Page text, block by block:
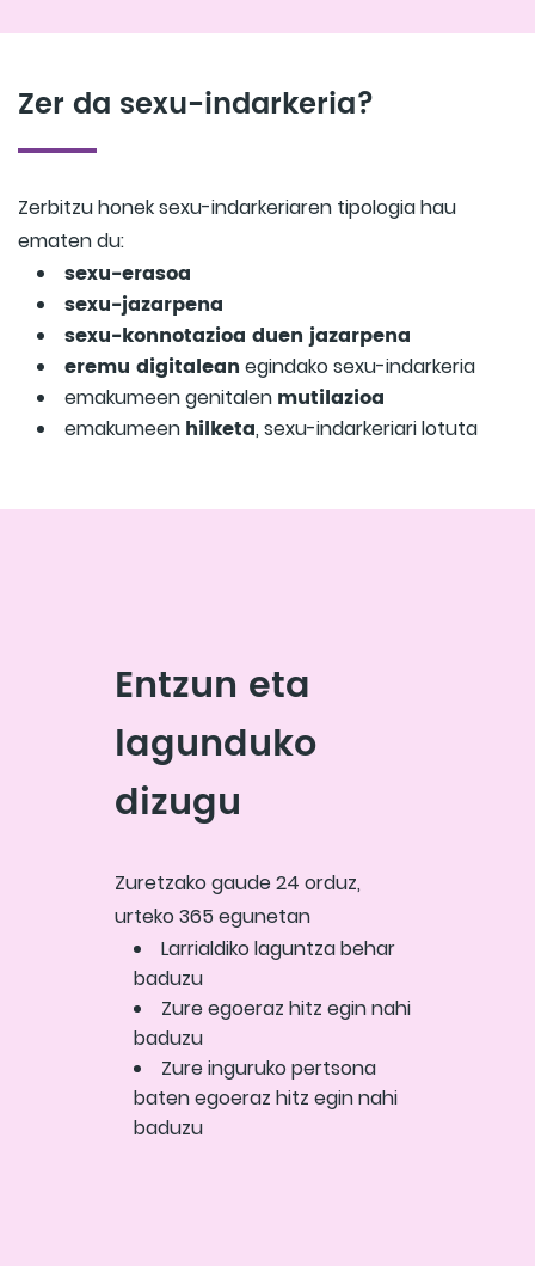
Zer da sexu-indarkeria?
Zerbitzu honek sexu-indarkeriaren tipologia hau
ematen du:
sexu-erasoa
sexu-jazarpena
sexu-konnotazioa duen jazarpena
eremu digitalean egindako sexu-indarkeria
emakumeen genitalen mutilazioa
emakumeen hilketa, sexu-indarkeriari lotuta
Entzun eta
lagunduko
dizugu
Zuretzako gaude 24 orduz,
urteko 365 egunetan
Larrialdiko laguntza behar
baduzu
Zure egoeraz hitz egin nahi
baduzu
Zure inguruko pertsona
baten egoeraz hitz egin nahi
baduzu